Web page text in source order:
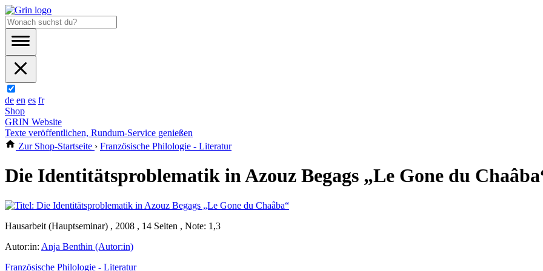
de en es fr
Shop
GRIN Website
Texte veröffentlichen, Rundum-Service genießen
Zur Shop-Startseite › Französische Philologie - Literatur
Die Identitätsproblematik in Azouz Begags „Le Gone du
Hausarbeit (Hauptseminar) , 2008 , 14 Seiten , Note: 1,3
Autor:in: Anja Benthin (Autor:in)
Französische Philologie - Literatur